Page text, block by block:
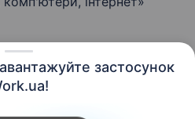
застосунок